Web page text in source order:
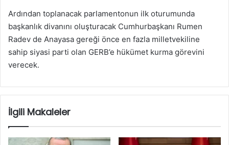
Ardından toplanacak parlamentonun ilk oturumunda
başkanlık divanını oluşturacak Cumhurbaşkanı Rumen
Radev de Anayasa gereği önce en fazla milletvekiline
sahip siyasi parti olan GERB’e hükümet kurma görevini
verecek.
İlgili Makaleler